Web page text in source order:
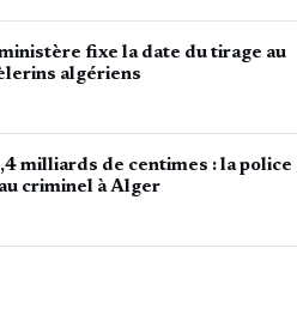
fixe la date du tirage au
algériens
milliards de centimes : la police
criminel à Alger